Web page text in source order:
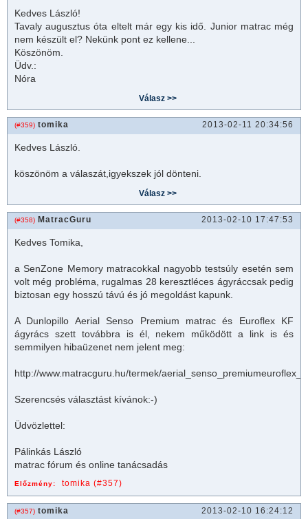
Kedves László!
Tavaly augusztus óta eltelt már egy kis idő. Junior matracmég
nem készült el? Nekünk pont ez kellene...
Köszönöm.
Üdv.:
Nóra
(#359) tomika 2013-02-11 20:34:56
Kedves László.
köszönöm a válaszát,igyekszek jól dönteni.
(#358) MatracGuru 2013-02-10 17:47:53
Kedves Tomika,
a SenZone Memory matracokkal nagyobb testsúly esetén sem
volt még probléma, rugalmas 28 keresztléces ágyráccsak pedig
biztosan egy hosszú távú és jó megoldást kapunk.
A Dunlopillo Aerial Senso Premium matracés Euroflex KF
ágyrács szett továbbra is él, nekem működött a link is és
semmilyen hibaüzenet nem jelent meg:
http://www. matracguru.hu/termek/
Szerencsés választást kívánok:-)
Üdvözlettel:
Pálinkás László
matrac fórum és online tanácsadás
Előzmény: tomika (#357)
(#357) tomika 2013-02-10 16:24:12